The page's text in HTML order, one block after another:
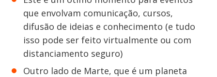
que envolvam comunicação, cursos,
difusão de ideias e conhecimento (e tudo
isso pode ser feito virtualmente ou com
distanciamento seguro)
Outro lado de Marte, que é um planeta